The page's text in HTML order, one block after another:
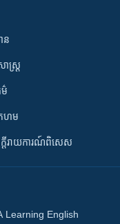
ន
ាស្រ្ត
ម៌
រហម
តីរាយការណ៍ពិសេស
Learning English